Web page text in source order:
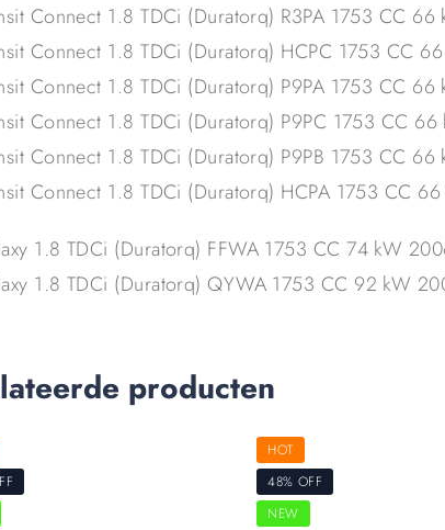
Connect 1.8 TDCi (Duratorq) R3PA 1753 CC
Connect 1.8 TDCi (Duratorq) HCPC 1753 CC
Connect 1.8 TDCi (Duratorq) P9PA 1753 CC
Connect 1.8 TDCi (Duratorq) P9PC 1753 CC
Connect 1.8 TDCi (Duratorq) P9PB 1753 CC
Connect 1.8 TDCi (Duratorq) HCPA 1753 CC
1.8 TDCi (Duratorq) FFWA 1753 CC 74 kW
1.8 TDCi (Duratorq) QYWA 1753 CC 92 kW
producten
HOT
48% OFF
NEW